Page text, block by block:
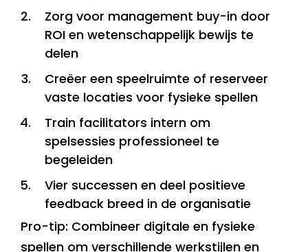
Zorg voor management buy-in door
ROI en wetenschappelijk bewijs te
delen
Creëer een speelruimte of reserveer
vaste locaties voor fysieke spellen
Train facilitators intern om
spelsessies professioneel te
begeleiden
Vier successen en deel positieve
feedback breed in de organisatie
Pro-tip: Combineer digitale en fysieke
spellen om verschillende werkstijlen en